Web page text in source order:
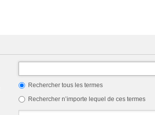
Rechercher tous les termes
Rechercher n’importe lequel de ces termes